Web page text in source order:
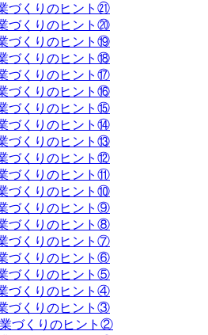
づくりのヒント㉑
づくりのヒント⑳
づくりのヒント⑲
づくりのヒント⑱
づくりのヒント⑰
づくりのヒント⑯
づくりのヒント⑮
づくりのヒント⑭
づくりのヒント⑬
づくりのヒント⑫
づくりのヒント⑪
づくりのヒント⑩
づくりのヒント⑨
づくりのヒント⑧
づくりのヒント⑦
づくりのヒント⑥
づくりのヒント⑤
づくりのヒント④
づくりのヒント③
づくりのヒント②